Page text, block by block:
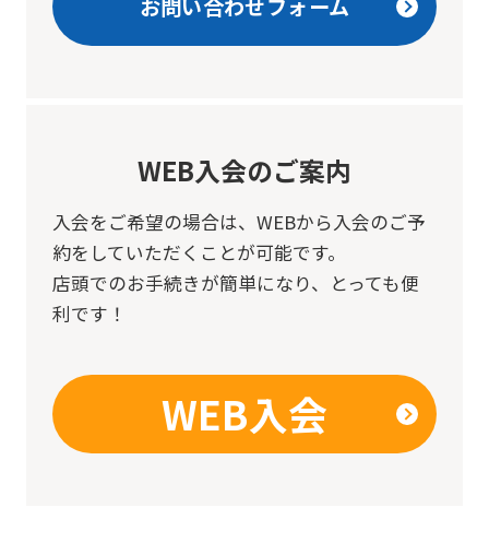
お問い合わせフォーム
WEB入会のご案内
入会をご希望の場合は、 WEBから入会のご予
約をしていただくことが可能です。
店頭でのお手続きが簡単になり、とっても便
利です！
WEB入会